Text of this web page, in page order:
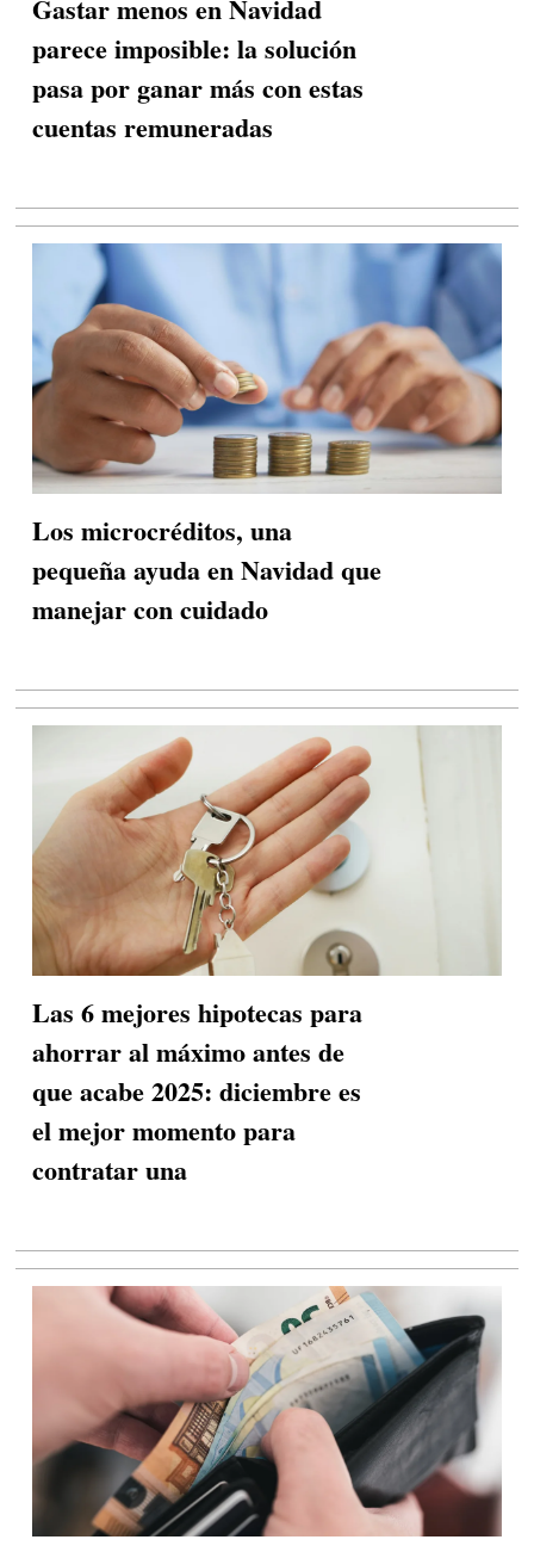
Gastar menos en Navidad
parece imposible: la solución
pasa por ganar más con estas
cuentas remuneradas
Los microcréditos, una
pequeña ayuda en Navidad que
manejar con cuidado
Las 6 mejores hipotecas para
ahorrar al máximo antes de
que acabe 2025: diciembre es
el mejor momento para
contratar una